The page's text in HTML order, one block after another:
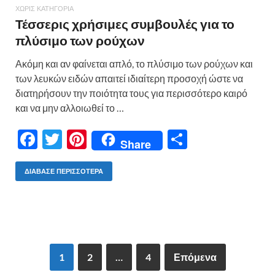
ΧΩΡΊΣ ΚΑΤΗΓΟΡΊΑ
Τέσσερις χρήσιμες συμβουλές για το
πλύσιμο των ρούχων
Ακόμη και αν φαίνεται απλό, το πλύσιμο των ρούχων και
των λευκών ειδών απαιτεί ιδιαίτερη προσοχή ώστε να
διατηρήσουν την ποιότητα τους για περισσότερο καιρό
και να μην αλλοιωθεί το …
F
ac
e
T
w
itt
Pi
nt
er
Share
τε
ίτ
ΔΙΆΒΑΣΕ ΠΕΡΙΣΣΌΤΕΡΑ
1 2 … 4 Επόμενα